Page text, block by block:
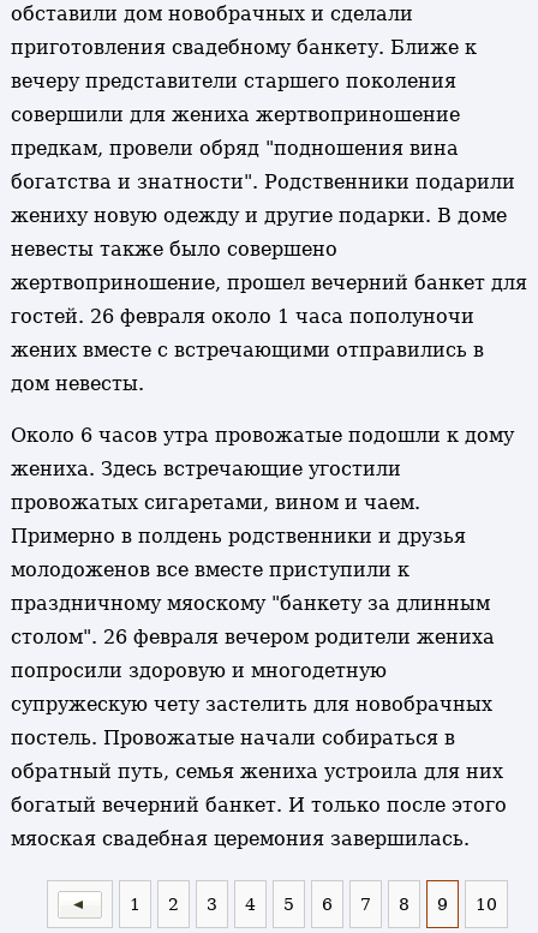
обставили дом новобрачных и сделали
приготовления свадебному банкету. Ближе к
вечеру представители старшего поколения
совершили для жениха жертвоприношение
предкам, провели обряд "подношения вина
богатства и знатности". Родственники подарили
жениху новую одежду и другие подарки. В доме
невесты также было совершено
жертвоприношение, прошел вечерний банкет для
гостей. 26 февраля около 1 часа пополуночи
жених вместе с встречающими отправились в
дом невесты.
Около 6 часов утра провожатые подошли к дому
жениха. Здесь встречающие угостили
провожатых сигаретами, вином и чаем.
Примерно в полдень родственники и друзья
молодоженов все вместе приступили к
праздничному мяоскому "банкету за длинным
столом". 26 февраля вечером родители жениха
попросили здоровую и многодетную
супружескую чету застелить для новобрачных
постель. Провожатые начали собираться в
обратный путь, семья жениха устроила для них
богатый вечерний банкет. И только после этого
мяоская свадебная церемония завершилась.
1 2 3 4 5 6 7 8 9 10